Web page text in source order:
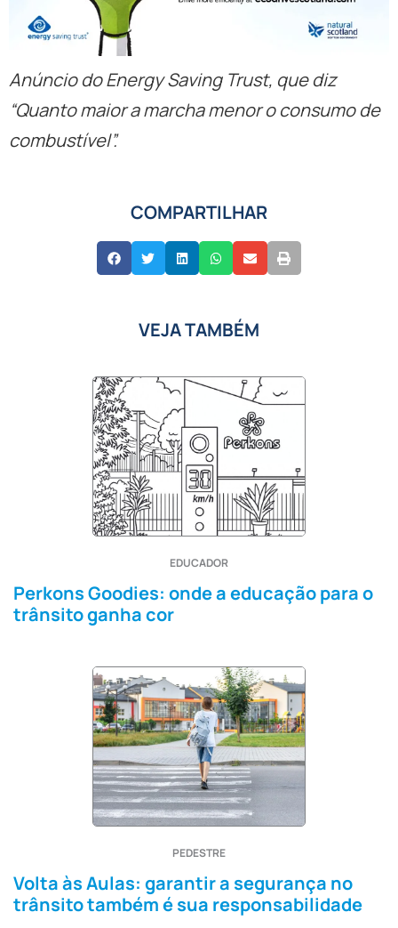
Anúncio do Energy Saving Trust, que diz
“Quanto maior a marcha menor o consumo de
combustível”.
COMPARTILHAR
VEJA TAMBÉM
EDUCADOR
Perkons Goodies: onde a educação para o
trânsito ganha cor
PEDESTRE
Volta às Aulas: garantir a segurança no
trânsito também é sua responsabilidade